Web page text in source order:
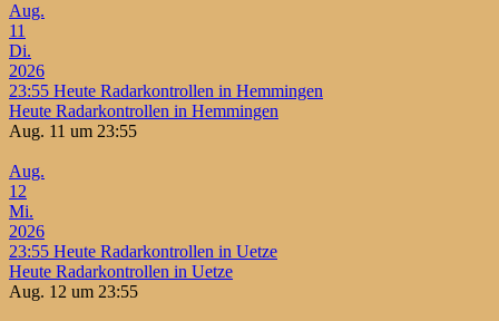
Aug.
11
Di.
2026
23:55 Heute Radarkontrollen in Hemmingen
Heute Radarkontrollen in Hemmingen
Aug. 11 um 23:55
Aug.
12
Mi.
2026
23:55 Heute Radarkontrollen in Uetze
Heute Radarkontrollen in Uetze
Aug. 12 um 23:55